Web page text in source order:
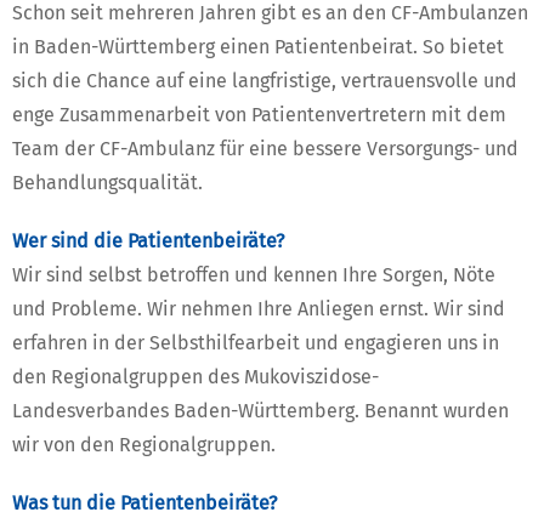
Schon seit mehreren Jahren gibt es an den CF-Ambulanzen
in Baden-Württemberg einen Patientenbeirat. So bietet
sich die Chance auf eine langfristige, vertrauensvolle und
enge Zusammenarbeit von Patientenvertretern mit dem
Team der CF-Ambulanz für eine bessere Versorgungs- und
Behandlungsqualität.
Wer sind die Patientenbeiräte?
Wir sind selbst betroffen und kennen Ihre Sorgen, Nöte
und Probleme. Wir nehmen Ihre Anliegen ernst. Wir sind
erfahren in der Selbsthilfearbeit und engagieren uns in
den Regionalgruppen des Mukoviszidose-
Landesverbandes Baden-Württemberg. Benannt wurden
wir von den Regionalgruppen.
Was tun die Patientenbeiräte?